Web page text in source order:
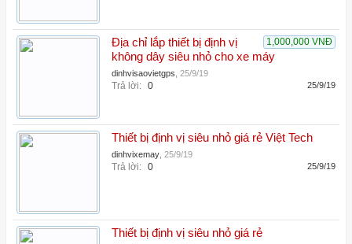
1,000,000 VNĐ
Địa chỉ lắp thiết bị định vị
không dây siêu nhỏ cho xe máy
dinhvisaovietgps 25/9/19
Trả lời: 0 25/9/19
Thiết bị định vị siêu nhỏ giá rẻ Việt Tech
dinhvixemay 25/9/19
Trả lời: 0 25/9/19
Thiết bị định vị siêu nhỏ giá rẻ